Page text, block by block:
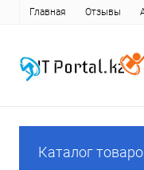
Главная Отзывы
Каталог